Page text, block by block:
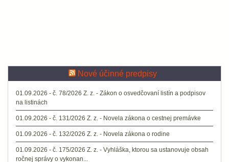
Nové účinné predpisy
01.09.2026 - č. 78/2026 Z. z. - Zákon o osvedčovaní listín a podpisov
na listinách
01.09.2026 - č. 131/2026 Z. z. - Novela zákona o cestnej premávke
01.09.2026 - č. 132/2026 Z. z. - Novela zákona o rodine
01.09.2026 - č. 175/2026 Z. z. - Vyhláška, ktorou sa ustanovuje obsah
ročnej správy o vykonan...